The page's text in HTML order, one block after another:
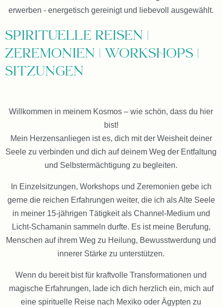
erwerben - energetisch gereinigt und liebevoll ausgewählt.
Spirituelle Reisen |
Zeremonien | Workshops |
Sitzungen
Willkommen in meinem Kosmos – wie schön, dass du hier
bist!
Mein Herzensanliegen ist es, dich mit der Weisheit deiner
Seele zu verbinden und dich auf deinem Weg der Entfaltung
und Selbstermächtigung zu begleiten.
In Einzelsitzungen, Workshops und Zeremonien gebe ich
gerne die reichen Erfahrungen weiter, die ich als Alte Seele
in meiner 15-jährigen Tätigkeit als Channel-Medium und
Licht-Schamanin sammeln durfte. Es ist meine Berufung,
Menschen auf ihrem Weg zu Heilung, Bewusstwerdung und
innerer Stärke zu unterstützen.
Wenn du bereit bist für kraftvolle Transformationen und
magische Erfahrungen, lade ich dich herzlich ein, mich auf
eine spirituelle Reise nach Mexiko oder Ägypten zu